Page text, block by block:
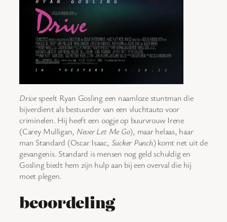
Drivespeelt Ryan Gosling een naamloze stuntman die
bijverdient als bestuurder van een vluchtauto voor
criminelen. Hij heeft een oogje op buurvrouw Irene
(Carey Mulligan, Never Let Me Go), maar helaas, haar
man Standard (Oscar Isaac, Sucker Punch) komt net uit de
gevangenis. Standard is mensen nog geld schuldig en
Gosling biedt hem zijn hulp aan bij een overval die hij
moet plegen.
beoordeling